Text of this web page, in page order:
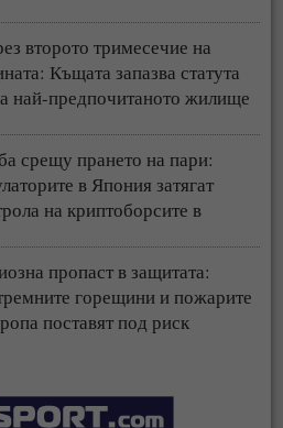
второто тримесечие на
Къщата запазва статута
най-предпочитаното жилище
срещу прането на пари:
в Япония затягат
на криптоборсите в
пропаст в защитата:
горещини и пожарите
поставят под риск